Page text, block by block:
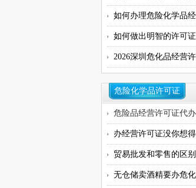
危险化学品许可证
贸易批发和零售的区别